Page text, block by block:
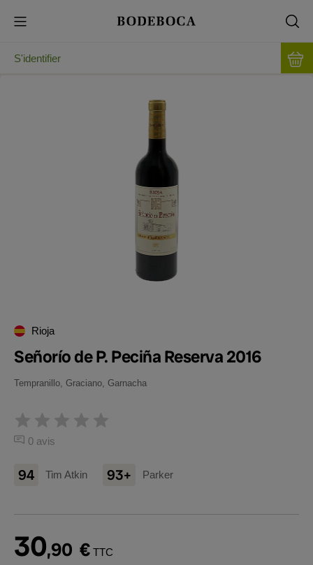
S'identifier
Rioja
Señorío de P. Peciña Reserva 2016
Tempranillo, Graciano, Garnacha
0 avis
94 Tim Atkin 93+ Parker
30,90 € TTC